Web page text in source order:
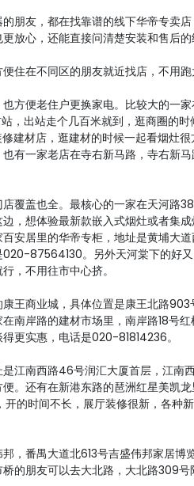
朋友，都在找靠谱的线下华帝专卖
放心，还能直接问清楚安装和售后的
住在不同区的朋友就近找店，不用跑
方便老住户更换家电。比较大的一
，出站走个几百米就到，逛商圈的
建材店，逛建材的时候一起看烟灶
有一家老店在寺右新马路，寺右新马
覆盖也全。最核心的一家在天河路
，想体验最新款嵌入式烟灶或者集
安居里的华帝专柜，地址是黄埔大
87564130。另外天河棠下的好
，不用往市中心挤。
王商业城，具体位置是康王北路
南岸路的建材市场里，南岸路18号
更实惠，电话是020-81814236。
江南西路46号润汇大厦首层，江南
。还有在新港东路的琶洲红星美凯
的时间不长，展厅装修很新，各种
，番禺大道北613号吉盛伟邦家居博
的朋友可以去大北路，大北路309号